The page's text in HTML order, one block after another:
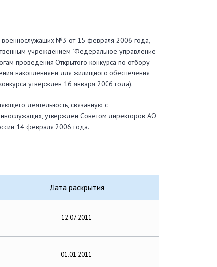
военнослужащих №3 от 15 февраля 2006 года,
учреждением "Федеральное управление
проведения Открытого конкурса по отбору
накоплениями для жилищного обеспечения
утвержден 16 января 2006 года).
деятельность, связанную с
утвержден Советом директоров АО
14 февраля 2006 года.
Дата раскрытия
12.07.2011
01.01.2011